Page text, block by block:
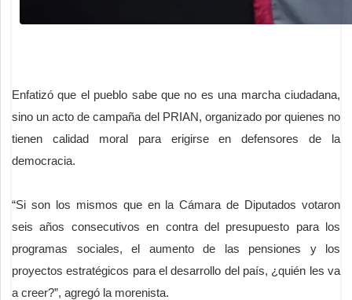
Enfatizó que el pueblo sabe que no es una marcha ciudadana,
sino un acto de campaña del PRIAN, organizado por quienes no
tienen calidad moral para erigirse en defensores de la
democracia.
“Si son los mismos que en la Cámara de Diputados votaron
seis años consecutivos en contra del presupuesto para los
programas sociales, el aumento de las pensiones y los
proyectos estratégicos para el desarrollo del país, ¿quién les va
a creer?”, agregó la morenista.